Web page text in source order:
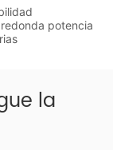
potencia
la